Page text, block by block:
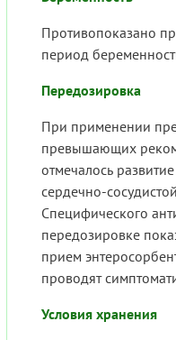
Противопоказано
период
Передозировка
При применении
превышающих
отмечалось
сердечно-
Специфического
передозировке
прием
проводят
Условия хранения